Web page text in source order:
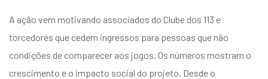
A ação vem motivando associados do Clube dos 113 e
torcedores que cedem ingressos para pessoas que não
condições de comparecer aos jogos. Os números mostram o
crescimento e o impacto social do projeto. Desde o